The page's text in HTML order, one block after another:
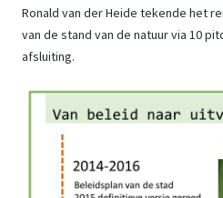
Ronald van der Heide tekende het
van de stand van de natuur via 10
afsluiting.